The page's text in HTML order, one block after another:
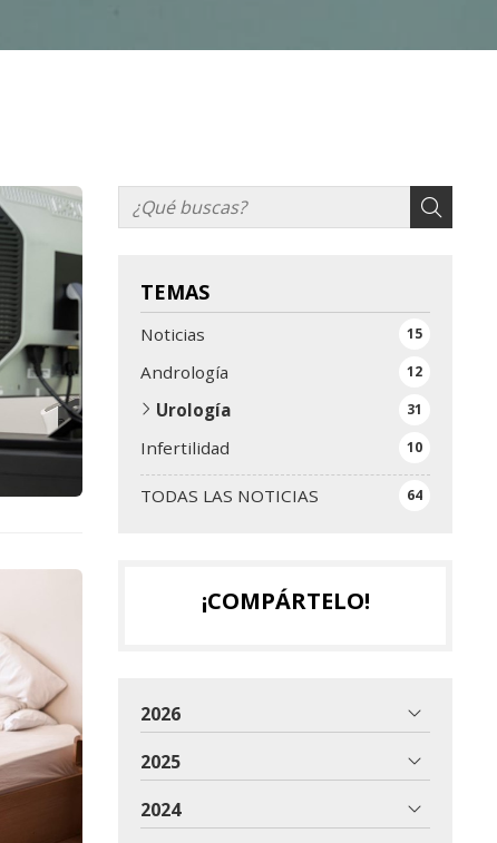
TEMAS
TODAS LAS NOTICIAS 64
Noticias 15
Andrología 12
Urología 31
Infertilidad 10
¡COMPÁRTELO!
2026
2025
2024